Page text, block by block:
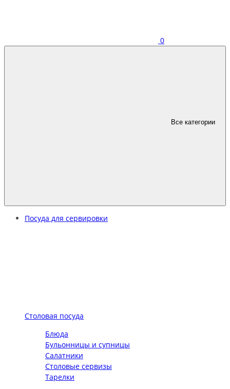
0
Все категории
Посуда для сервировки
Столовая посуда
Блюда
Бульонницы и супницы
Салатники
Столовые сервизы
Тарелки